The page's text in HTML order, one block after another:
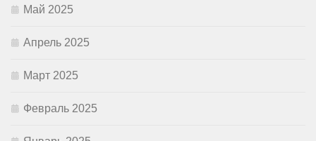
Май 2025
Апрель 2025
Март 2025
Февраль 2025